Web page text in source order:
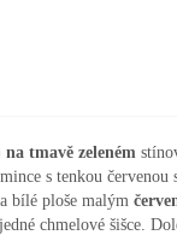
na tmavě zeleném
s tenkou
bílé ploše malým
chmelové šišce.